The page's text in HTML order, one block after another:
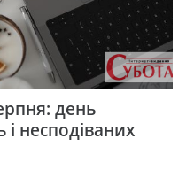
день
несподіваних